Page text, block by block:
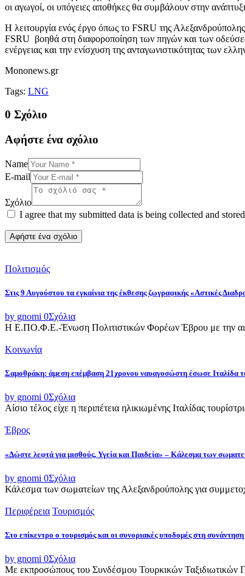
οι αγωγοί, οι υπόγειες αποθήκες θα συμβάλουν στην
Η λειτουργία ενός έργο όπως το FSRU της
FSRU βοηθά στη διαφοροποίηση των πηγών και των
ενέργειας και την ενίσχυση της ανταγωνιστικότητας των
Mononews.gr
Tags: LNG
0 Σχόλιο
Αφήστε ένα σχόλιο
Name
E-mail
Σχόλιο
I agree that my submitted data is being collected and
Πολιτισμός
Στις 9 Αυγούστου τα εγκαίνια της έκθεσης ζωγραφικής «Αστικές
by gnomi 0Σχόλια
Η Ε.ΠΟ.Φ.Ε.-Ένωση Πολιτιστικών Φορέων Έβρου με την
Κοινωνία
Σαμοθράκη: άμεση επέμβαση 21χρονου ναυαγοσώστη έσωσε Ιταλίδα
by gnomi 0Σχόλια
Αίσιο τέλος είχε η περιπέτεια ηλικιωμένης Ιταλίδας
Έβρος
«Δώστε λεφτά για μισθούς, Υγεία και Παιδεία» – Κάλεσμα των
by gnomi 0Σχόλια
Κάλεσμα των σωματείων της Αλεξανδρούπολης για
Περιφέρεια Τουρισμός
Στο επίκεντρο ο τουρισμός και οι συνοριακές υποδομές στη
by gnomi 0Σχόλια
Με εκπροσώπους του Συνδέσμου Τουρκικών Ταξιδιωτικών